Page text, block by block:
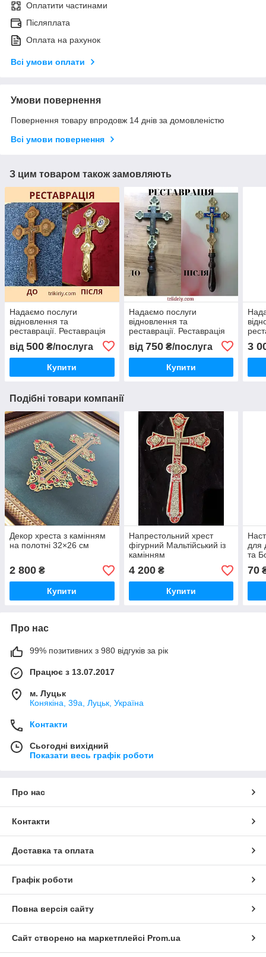
Оплатити частинами
Післяплата
Оплата на рахунок
Всі умови оплати
Умови повернення
Повернення товару впродовж 14 днів за домовленістю
Всі умови повернення
З цим товаром також замовляють
Надаємо послуги
відновлення та
реставрації. Реставрація
хреста
від 500 ₴/послуга
Купити
Надаємо послуги
відновлення та
реставрації. Реставрація
старого латунного хреста
від 750₴/послуга
Купити
3
Подібні товари компанії
Декор хреста з камінням
на полотні 32×26 см
2 800 ₴
Купити
Напрестольний хрест
фігурний Мальтійський із
камінням
4 200₴
Купити
для
та
70
Про нас
99% позитивних з 980 відгуків за рік
Працює з 13.07.2017
м. Луцьк
Конякіна, 39а, Луцьк, Україна
Контакти
Сьогодні вихідний
Показати весь графік роботи
Про нас
Контакти
Доставка та оплата
Графік роботи
Повна версія сайту
Сайт створено на маркетплейсі Prom.ua